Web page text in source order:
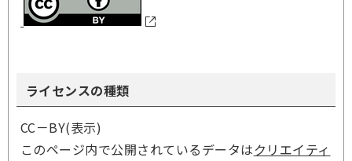
ライセンスの種類
CC－BY(表示)
このページ内で公開されているデータはクリエイティ